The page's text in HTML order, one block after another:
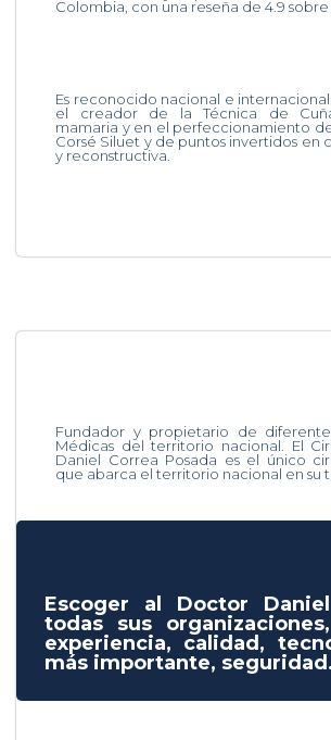
Colombia, con una reseña de 4.9 sobre
Es reconocido nacional e
el creador de la Técnica de
mamaria y en el perfeccionamiento
Corsé Siluet y de puntos invertidos en
y reconstructiva.
Fundador y propietario de
Médicas del territorio nacional. El
Daniel Correa Posada es el único
que abarca el territorio nacional en su
Escoger al Doctor
todas sus
experiencia, calidad,
más importante,